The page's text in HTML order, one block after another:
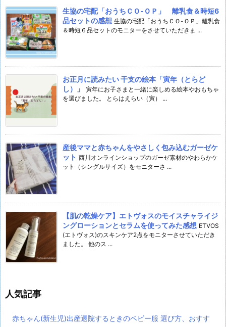
生協の宅配「おうちＣＯ-ＯＰ」 離乳食＆時短6
品セットの感想 生協の宅配「おうちＣＯ-ＯＰ」離乳食
＆時短６品セットのモニターをさせていただきま ...
お正月に読みたい 干支の絵本「寅年（とらど
し）」
寅年にお子さまと一緒に楽しめる絵本やおもちゃ
を選びました。 とらはえらい（寅） ...
産後ママと赤ちゃんをやさしく包み込むガーゼケ
ット 西川オンラインショップのガーゼ素材のやわらかケ
ット（シングルサイズ）をモニターさ ...
【肌の乾燥ケア】エトヴォスのモイスチャライジ
ングローションとセラムを使ってみた感想 ETVOS
(エトヴォス)のスキンケア2点をモニターさせていただき
ました。 他のス ...
人気記事
赤ちゃん(新生児)出産退院するときのベビー服 選び方、おすす